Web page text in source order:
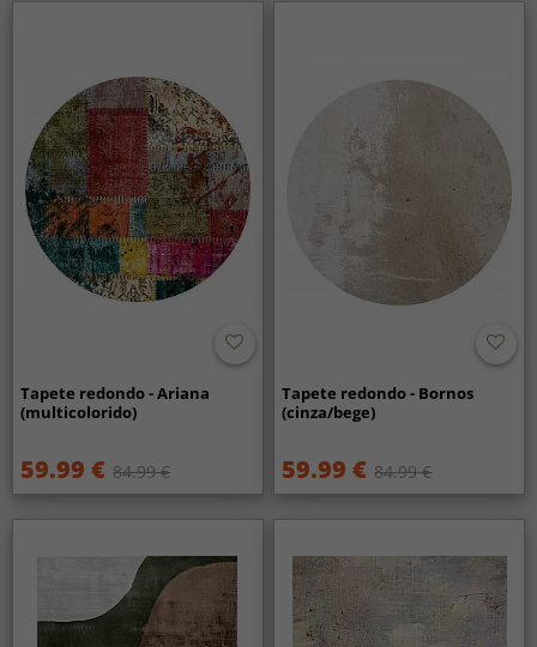
Tapete redondo - Ariana
(multicolorido)
59.99 € 84.99 €
Tapete redondo - Bornos
(cinza/bege)
59.99 € 84.99 €